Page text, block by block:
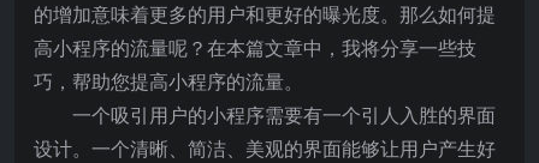
的增加意味着更多的用户和更好的曝光度。那么如何提
高小程序的流量呢？在本篇文章中，我将分享一些技
巧，帮助您提高小程序的流量。
一个吸引用户的小程序需要有一个引人入胜的界面
设计。一个清晰、简洁、美观的界面能够让用户产生好